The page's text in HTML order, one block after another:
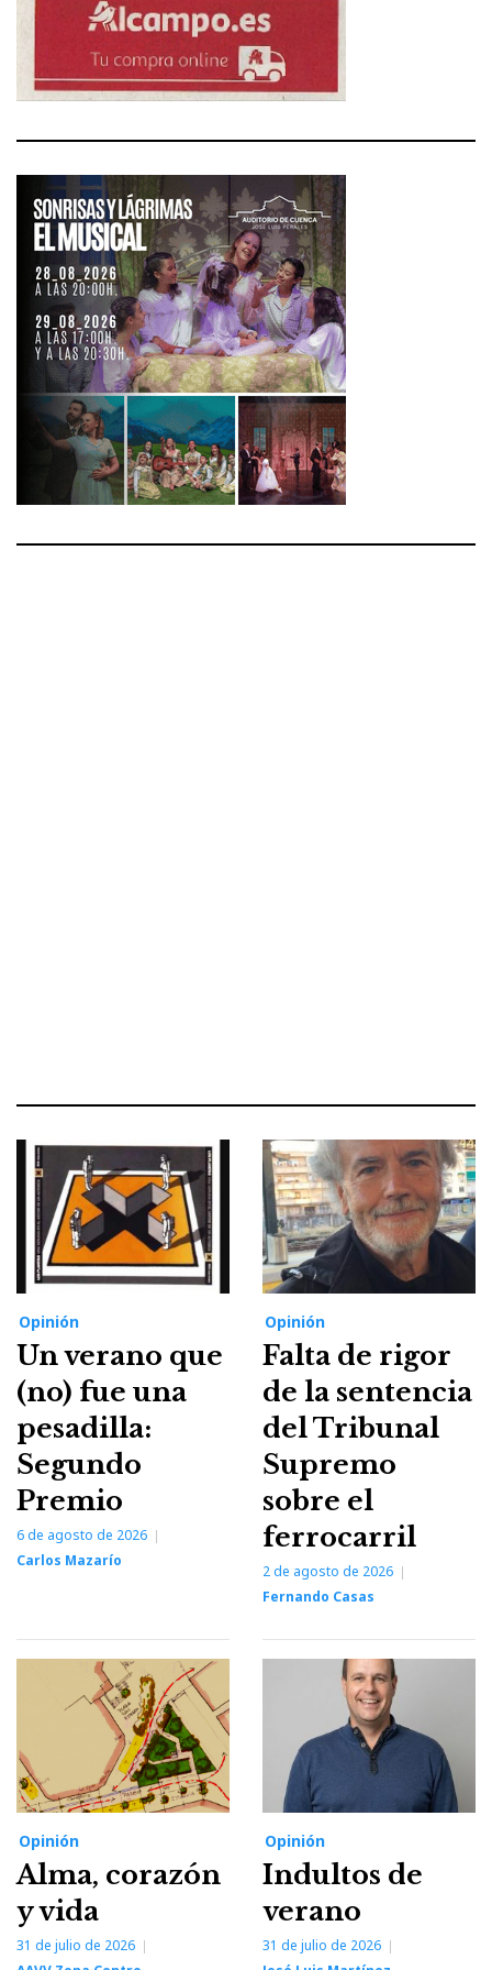
Opinión
Un verano que
(no) fue una
pesadilla:
Segundo
Premio
6 de agosto de 2026
Carlos Mazarío
Opinión
Falta de rigor
de la sentencia
del Tribunal
Supremo
sobre el
ferrocarril
2 de agosto de 2026
Fernando Casas
Opinión
Alma, corazón
y vida
31 de julio de 2026
Opinión
Indultos de
verano
31 de julio de 2026